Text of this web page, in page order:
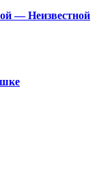
— Неизвестной